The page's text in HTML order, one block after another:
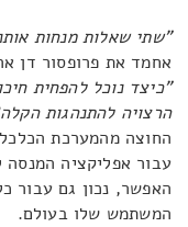
"שתי שאלות מנחות
אחמד את פרופסור דן
"כיצד נוכל להפחית
הרצויה להתנהגות
החוצה מהמערכת
עבור אפליקציה המנסה
האפשר, נכון גם עבור
המשתמש שלו בעולם.